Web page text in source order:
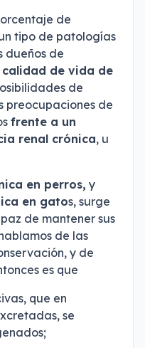
de
tipo de patologías
dueños de
calidad de vida de
de
preocupaciones de
frente a un
renal crónica, u
en perros, y
en gatos, surge
de mantener sus
de las
y de
es que
que en
se